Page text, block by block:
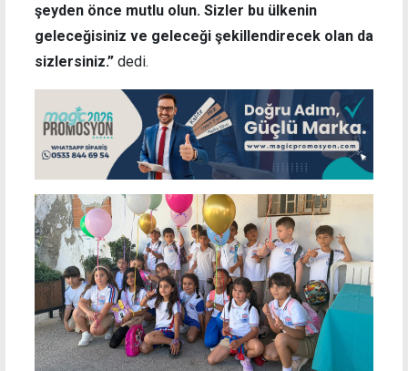
şeyden önce mutlu olun. Sizler bu ülkenin
geleceğisiniz ve geleceği şekillendirecek olan da
sizlersiniz.” dedi.